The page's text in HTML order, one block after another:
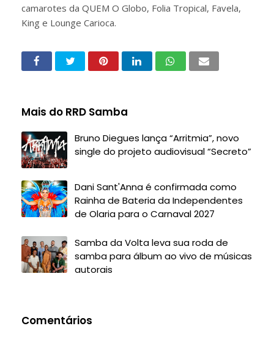
camarotes da QUEM O Globo, Folia Tropical, Favela,
King e Lounge Carioca.
Mais do RRD Samba
Bruno Diegues lança “Arritmia”, novo
single do projeto audiovisual “Secreto”
Dani Sant'Anna é confirmada como
Rainha de Bateria da Independentes
de Olaria para o Carnaval 2027
Samba da Volta leva sua roda de
samba para álbum ao vivo de músicas
autorais
Comentários